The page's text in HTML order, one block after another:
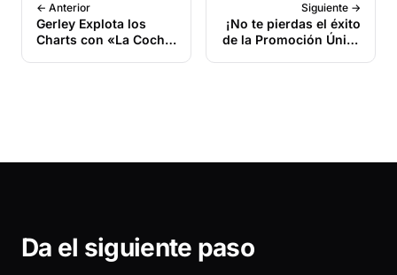
← Anterior
Gerley Explota los
Charts con «La Cocha
Siguiente →
¡No te pierdas el éxito
de la Promoción Única
Da el siguiente paso